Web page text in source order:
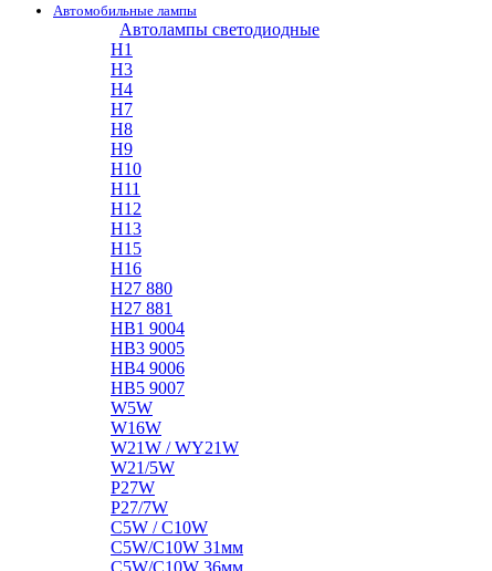
Автомобильные лампы
Автолампы светодиодные
H1
H3
H4
H7
H8
H9
H10
H11
H12
H13
H15
H16
H27 880
H27 881
HB1 9004
HB3 9005
HB4 9006
HB5 9007
W5W
W16W
W21W / WY21W
W21/5W
P27W
P27/7W
C5W / C10W
C5W/C10W 31мм
C5W/C10W 36мм